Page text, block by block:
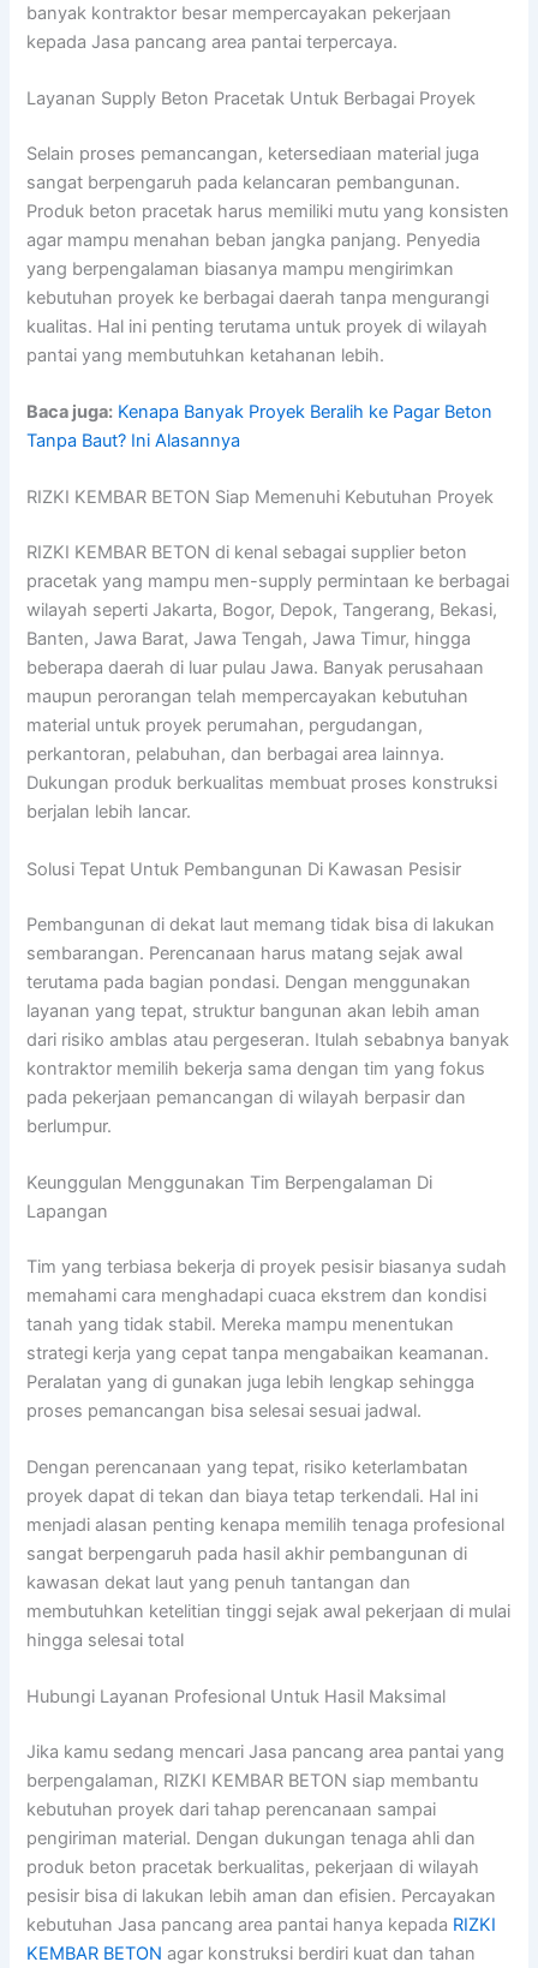
banyak kontraktor besar mempercayakan pekerjaan
kepada Jasa pancang area pantai terpercaya.
Layanan Supply Beton Pracetak Untuk Berbagai Proyek
Selain proses pemancangan, ketersediaan material juga
sangat berpengaruh pada kelancaran pembangunan.
Produk beton pracetak harus memiliki mutu yang konsisten
agar mampu menahan beban jangka panjang. Penyedia
yang berpengalaman biasanya mampu mengirimkan
kebutuhan proyek ke berbagai daerah tanpa mengurangi
kualitas. Hal ini penting terutama untuk proyek di wilayah
pantai yang membutuhkan ketahanan lebih.
Baca juga: Kenapa Banyak Proyek Beralih ke Pagar Beton
Tanpa Baut? Ini Alasannya
RIZKI KEMBAR BETON Siap Memenuhi Kebutuhan Proyek
RIZKI KEMBAR BETON di kenal sebagai supplier beton
pracetak yang mampu men-supply permintaan ke berbagai
wilayah seperti Jakarta, Bogor, Depok, Tangerang, Bekasi,
Banten, Jawa Barat, Jawa Tengah, Jawa Timur, hingga
beberapa daerah di luar pulau Jawa. Banyak perusahaan
maupun perorangan telah mempercayakan kebutuhan
material untuk proyek perumahan, pergudangan,
perkantoran, pelabuhan, dan berbagai area lainnya.
Dukungan produk berkualitas membuat proses konstruksi
berjalan lebih lancar.
Solusi Tepat Untuk Pembangunan Di Kawasan Pesisir
Pembangunan di dekat laut memang tidak bisa di lakukan
sembarangan. Perencanaan harus matang sejak awal
terutama pada bagian pondasi. Dengan menggunakan
layanan yang tepat, struktur bangunan akan lebih aman
dari risiko amblas atau pergeseran. Itulah sebabnya banyak
kontraktor memilih bekerja sama dengan tim yang fokus
pada pekerjaan pemancangan di wilayah berpasir dan
berlumpur.
Keunggulan Menggunakan Tim Berpengalaman Di
Lapangan
Tim yang terbiasa bekerja di proyek pesisir biasanya sudah
memahami cara menghadapi cuaca ekstrem dan kondisi
tanah yang tidak stabil. Mereka mampu menentukan
strategi kerja yang cepat tanpa mengabaikan keamanan.
Peralatan yang di gunakan juga lebih lengkap sehingga
proses pemancangan bisa selesai sesuai jadwal.
Dengan perencanaan yang tepat, risiko keterlambatan
proyek dapat di tekan dan biaya tetap terkendali. Hal ini
menjadi alasan penting kenapa memilih tenaga profesional
sangat berpengaruh pada hasil akhir pembangunan di
kawasan dekat laut yang penuh tantangan dan
membutuhkan ketelitian tinggi sejak awal pekerjaan di mulai
hingga selesai total
Hubungi Layanan Profesional Untuk Hasil Maksimal
Jika kamu sedang mencari Jasa pancang area pantai yang
berpengalaman, RIZKI KEMBAR BETON siap membantu
kebutuhan proyek dari tahap perencanaan sampai
pengiriman material. Dengan dukungan tenaga ahli dan
produk beton pracetak berkualitas, pekerjaan di wilayah
pesisir bisa di lakukan lebih aman dan efisien. Percayakan
kebutuhan Jasa pancang area pantai hanya kepada RIZKI
KEMBAR BETON agar konstruksi berdiri kuat dan tahan